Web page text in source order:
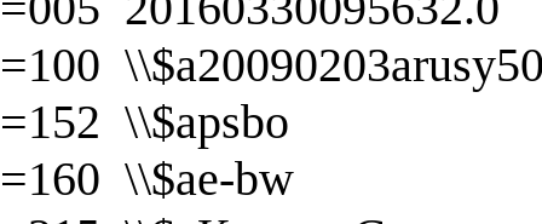
=100
=152 \\$apsbo
=160 \\$ae-bw